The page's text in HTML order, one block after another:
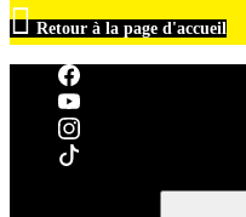
 Retour à la page d'accueil